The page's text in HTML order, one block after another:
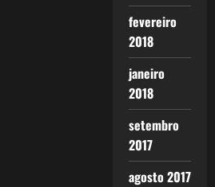
fevereiro
2018
janeiro
2018
setembro
2017
agosto 2017